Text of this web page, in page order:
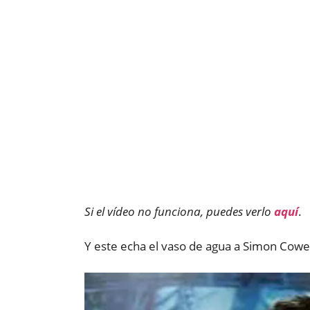
Si el vídeo no funciona, puedes verlo aquí.
Y este echa el vaso de agua a Simon
Reproductor
de